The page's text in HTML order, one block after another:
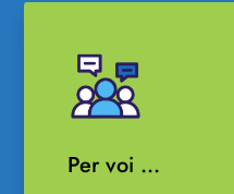
Per voi …